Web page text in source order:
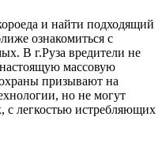
и найти подходящий
ознакомиться с
В г.Руза вредители не
массовую
призывают на
но не могут
с легкостью истребляющих